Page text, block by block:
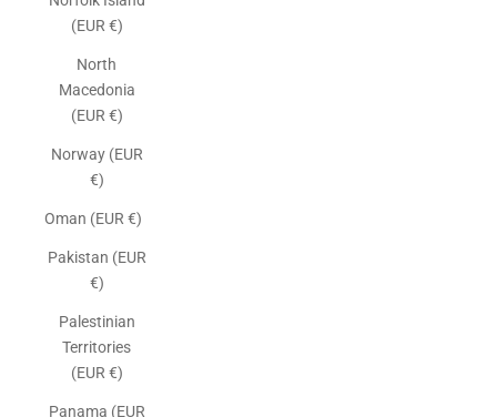
(EUR €)
North
Macedonia
(EUR €)
Norway (EUR
€)
Oman (EUR €)
Pakistan (EUR
€)
Palestinian
Territories
(EUR €)
Panama (EUR